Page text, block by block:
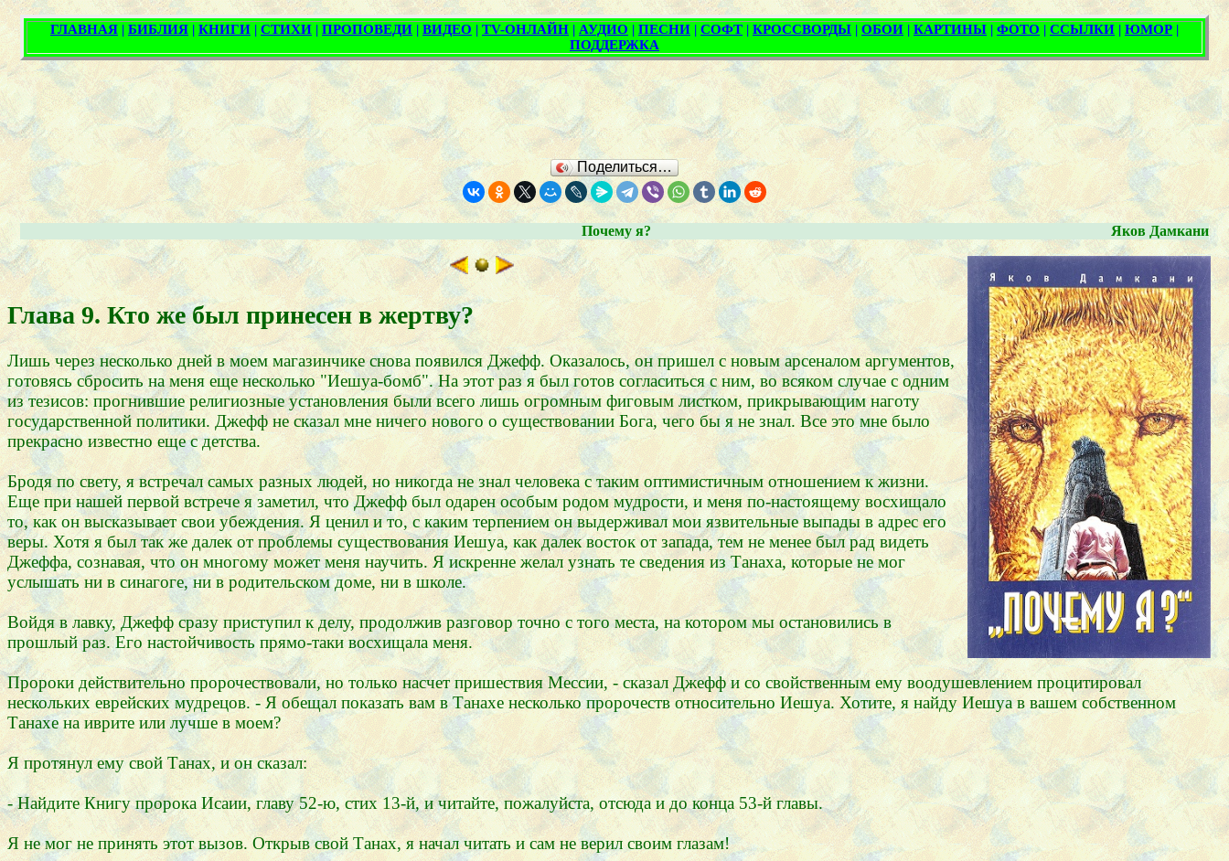
Поделиться…
Почему я? Яков Дамкани
Глава 9. Кто же был принесен в жертву?
Лишь через несколько дней в моем магазинчике снова появился Джефф. Оказалось, он пришел с новым арсеналом аргументов,
готовясь сбросить на меня еще несколько "Иешуа-бомб". На этот раз я был готов согласиться с ним, во всяком случае с одним
из тезисов: прогнившие религиозные установления были всего лишь огромным фиговым листком, прикрывающим наготу
государственной политики. Джефф не сказал мне ничего нового о существовании Бога, чего бы я не знал. Все это мне было
прекрасно известно еще с детства.
Бродя по свету, я встречал самых разных людей, но никогда не знал человека с таким оптимистичным отношением к жизни.
Еще при нашей первой встрече я заметил, что Джефф был одарен особым родом мудрости, и меня по-настоящему восхищало
то, как он высказывает свои убеждения. Я ценил и то, с каким терпением он выдерживал мои язвительные выпады в адрес его
веры. Хотя я был так же далек от проблемы существования Иешуа, как далек восток от запада, тем не менее был рад видеть
Джеффа, сознавая, что он многому может меня научить. Я искренне желал узнать те сведения из Танаха, которые не мог
услышать ни в синагоге, ни в родительском доме, ни в школе.
Войдя в лавку, Джефф сразу приступил к делу, продолжив разговор точно с того места, на котором мы остановились в
прошлый раз. Его настойчивость прямо-таки восхищала меня.
Пророки действительно пророчествовали, но только насчет пришествия Мессии, - сказал Джефф и со свойственным ему воодушевлением процитировал
нескольких еврейских мудрецов. - Я обещал показать вам в Танахе несколько пророчеств относительно Иешуа. Хотите, я найду Иешуа в вашем собственном
Танахе на иврите или лучше в моем?
Я протянул ему свой Танах, и он сказал:
- Найдите Книгу пророка Исаии, главу 52-ю, стих 13-й, и читайте, пожалуйста, отсюда и до конца 53-й главы.
Я не мог не принять этот вызов. Открыв свой Танах, я начал читать и сам не верил своим глазам!